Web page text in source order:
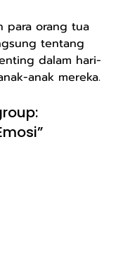
para orang tua
tentang
dalam hari-
anak mereka.